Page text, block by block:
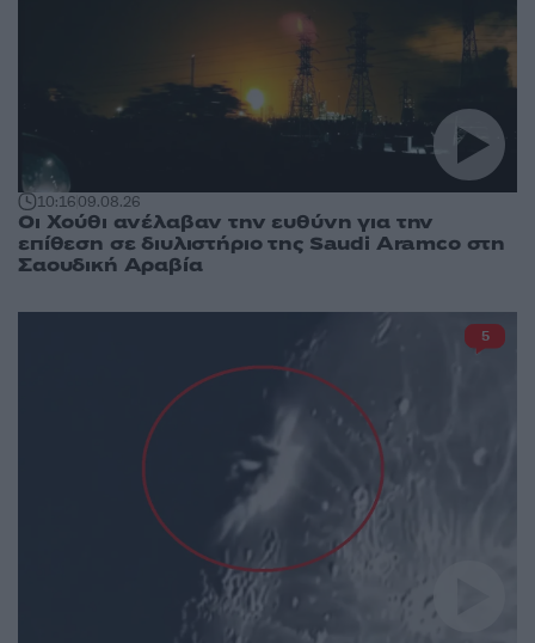
10:1609.08.26
Οι Χούθι ανέλαβαν την ευθύνη για την
επίθεση σε διυλιστήριο της Saudi Aramco στη
Σαουδική Αραβία
5